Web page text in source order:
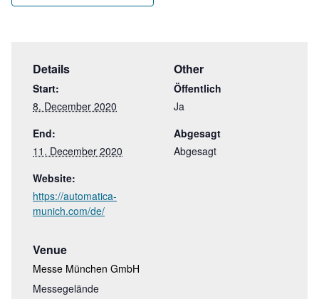
Details
Start:
8. December 2020
End:
11. December 2020
Website:
https://automatica-
munich.com/de/
Venue
Messe München GmbH
Messegelände
Other
Öffentlich
Ja
Abgesagt
Abgesagt